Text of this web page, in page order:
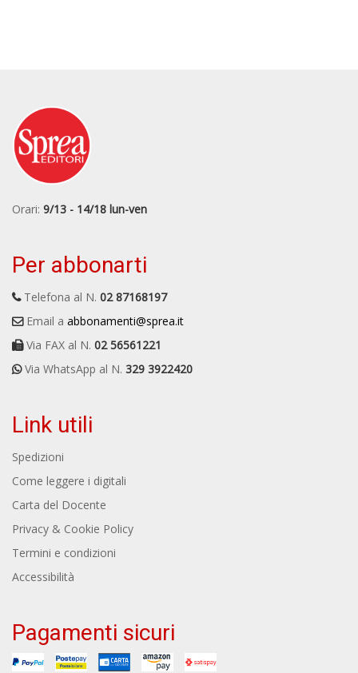
Orari: 9/13 - 14/18 lun-ven
Per abbonarti
Telefona al N. 02 87168197
Email a abbonamenti@sprea.it
Via FAX al N. 02 56561221
Via WhatsApp al N. 329 3922420
Link utili
Spedizioni
Come leggere i digitali
Carta del Docente
Privacy & Cookie Policy
Termini e condizioni
Accessibilità
Pagamenti sicuri